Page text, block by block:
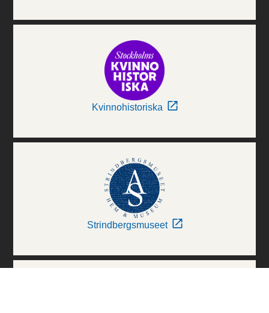
Kvinnohistoriska
Strindbergsmuseet